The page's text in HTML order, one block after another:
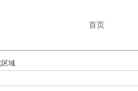
首页
区域